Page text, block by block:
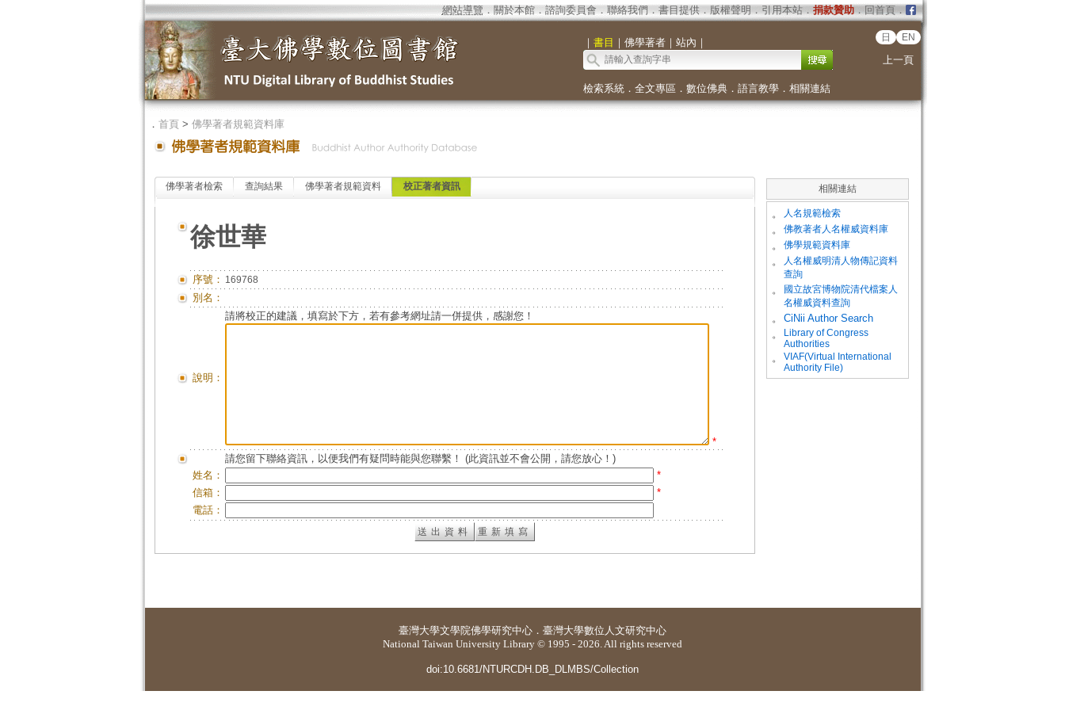
網站導覽 ． 關於本館． 諮詢委員會． 聯絡我們 ． 書目提供． 版權聲明 ． 引用本站． 捐款贊助．回首頁．
｜ 書目 ｜ 佛學著者｜ 站內 ｜ 日 EN
上一頁
檢索系統． 全文專區 ． 數位佛典． 語言教學． 相關連結
． 首頁> 佛學著者規範資料庫
佛學著者檢索 查詢結果 佛學著者規範資料 校正著者資訊
徐世華
序號： 169768
別名：
說明：
請將校正的建議，填寫於下方，若有參考網址請一併提供，感謝您！
*
請您留下聯絡資訊，以便我們有疑問時能與您聯繫！ (此資訊並不會公開，請您放心！)
姓名：
*
信箱：
*
電話：
相關連結
。 人名規範檢索
。 佛教著者人名權威資料庫
。 佛學規範資料庫
。
人名權威明清人物傳記資料
查詢
。
國立故宮博物院清代檔案人
名權威資料查詢
。
CiNii Author Search
。
Library of Congress
Authorities
。
VIAF(Virtual International
Authority File)
臺灣大學文學院佛學研究中心 ． 臺灣大學數位人文研究中心
National Taiwan University Library © 1995 - 2026. All rights reserved
doi:10.6681/NTURCDH.DB_DLMBS/Collection